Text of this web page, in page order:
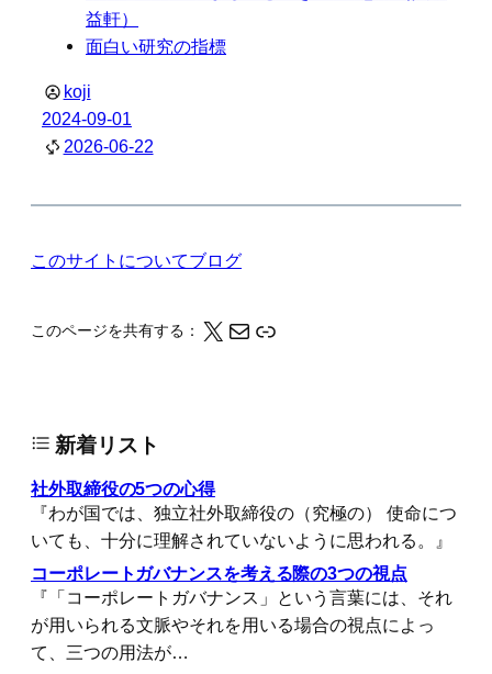
益軒）
面白い研究の指標
koji
2024-09-01
2026-06-22
このサイトについてブログ
このページを共有する： X メール このページの情報をクリップボードにコピーする
新着リスト
社外取締役の5つの心得
『わが国では、独立社外取締役の（究極の） 使命につ
いても、十分に理解されていないように思われる。』
コーポレートガバナンスを考える際の3つの視点
『「コーポレートガバナンス」という言葉には、それ
が用いられる文脈やそれを用いる場合の視点によっ
て、三つの用法が…